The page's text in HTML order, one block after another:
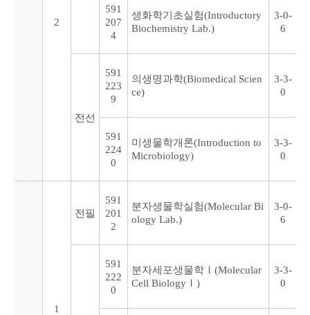
2
591
207
4
생화학기초실험(Introductory
Biochemistry Lab.)
3-0-
6
전선
591
223
9
의생명과학(Biomedical Scien
ce)
3-3-
0
591
224
0
미생물학개론(Introduction to
Microbiology)
3-3-
0
1
전필
591
201
2
분자생물학실험(Molecular Bi
ology Lab.)
3-0-
6
591
222
0
분자세포생물학Ⅰ(Molecular
Cell BiologyⅠ)
3-3-
0